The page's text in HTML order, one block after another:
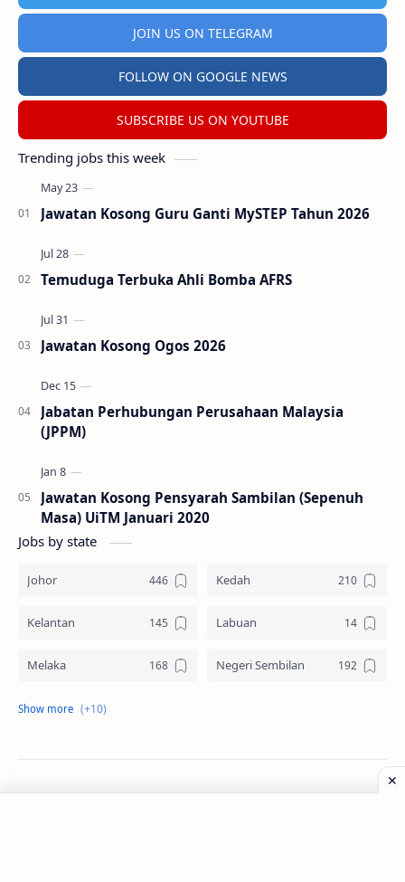
JOIN US ON TELEGRAM
FOLLOW ON GOOGLE NEWS
SUBSCRIBE US ON YOUTUBE
Trending jobs this week
Jawatan Kosong Guru Ganti MySTEP Tahun 2026
Temuduga Terbuka Ahli Bomba AFRS
Jawatan Kosong Ogos 2026
Jabatan Perhubungan Perusahaan Malaysia
(JPPM)
Jawatan Kosong Pensyarah Sambilan (Sepenuh
Masa) UiTM Januari 2020
Jobs by state
Johor Kedah
Kelantan Labuan
Melaka Negeri Sembilan
Pahang
Pulau Pinang Sabah